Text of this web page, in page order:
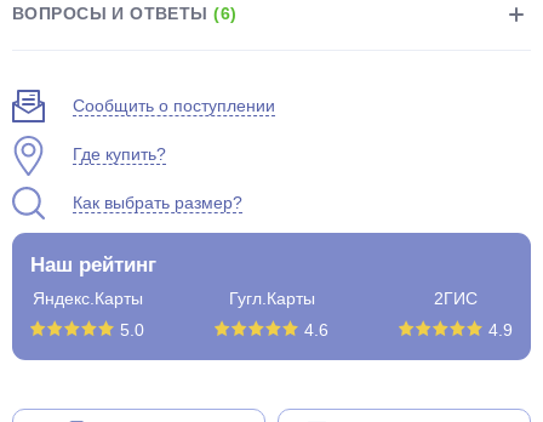
ВОПРОСЫ И ОТВЕТЫ(6)
Сообщить о поступлении
Где купить?
Как выбрать размер?
Наш рейтинг
Яндекс.Карты
5.0
Гугл.Карты
4.6
2ГИС
4.9